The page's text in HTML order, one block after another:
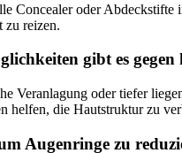
Concealer oder
zu reizen.
gibt es
Veranlagung oder tiefer
helfen, die Hautstruktur zu
Augenringe zu